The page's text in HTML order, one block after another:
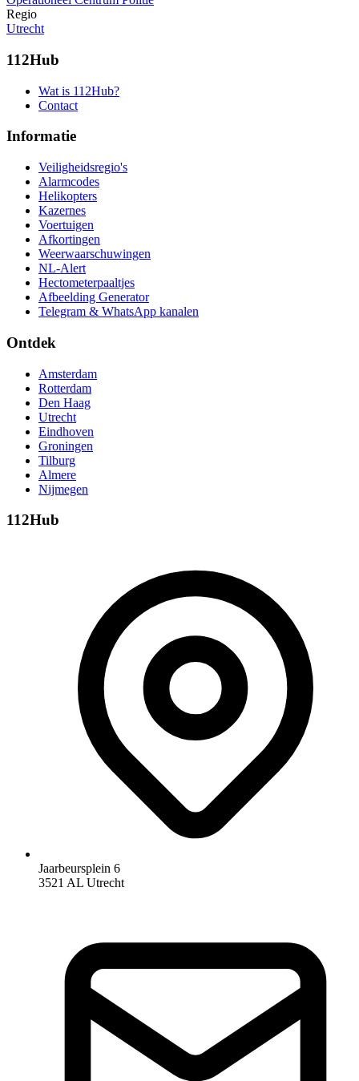
Regio
Utrecht
112Hub
Wat is 112Hub?
Contact
Informatie
Veiligheidsregio's
Alarmcodes
Helikopters
Kazernes
Voertuigen
Afkortingen
Weerwaarschuwingen
NL-Alert
Hectometerpaaltjes
Afbeelding Generator
Telegram & WhatsApp kanalen
Ontdek
Amsterdam
Rotterdam
Den Haag
Utrecht
Eindhoven
Groningen
Tilburg
Almere
Nijmegen
112Hub
Jaarbeursplein 6
3521 AL Utrecht